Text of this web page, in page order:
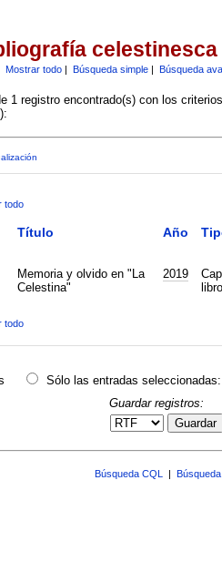
celestinesca
Mostrar todo| Búsqueda simple| Búsqueda
1 registro encontrado(s) con los
):
todo
Título Año
Memoria y olvido en "La
Celestina"
2019
libro
todo
Sólo las entradas seleccionadas:
Guardar registros:
Guardar
Búsqueda CQL